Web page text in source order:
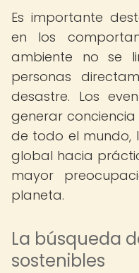
Es importante
en los
ambiente no se
personas
desastre. Los
generar
de todo el mundo,
global hacia
mayor
planeta.
La búsqueda
sostenibles